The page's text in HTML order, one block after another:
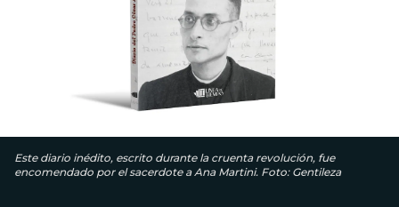
Este diario inédito, escrito durante la cruenta revolución, fue
encomendado por el sacerdote a Ana Martini. Foto: Gentileza